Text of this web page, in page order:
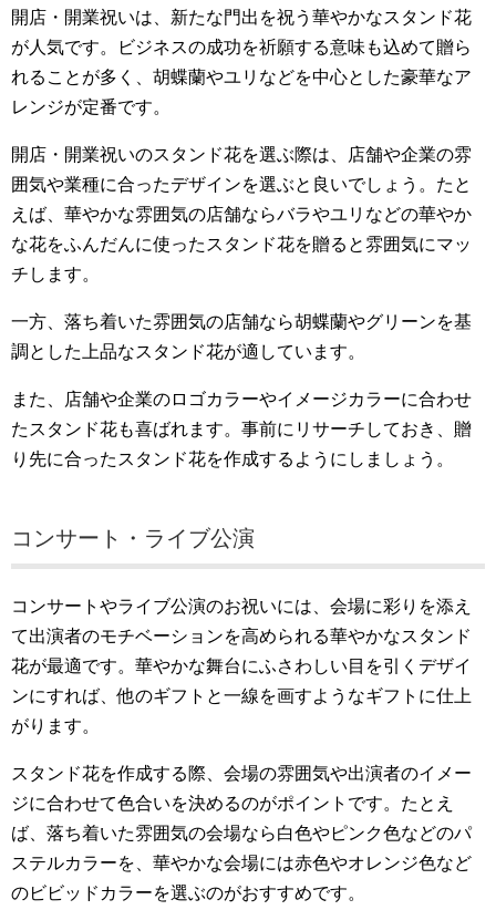
開店・開業祝いは、新たな門出を祝う華やかなスタンド花
が人気です。ビジネスの成功を祈願する意味も込めて贈ら
れることが多く、胡蝶蘭やユリなどを中心とした豪華なア
レンジが定番です。
開店・開業祝いのスタンド花を選ぶ際は、店舗や企業の雰
囲気や業種に合ったデザインを選ぶと良いでしょう。たと
えば、華やかな雰囲気の店舗ならバラやユリなどの華やか
な花をふんだんに使ったスタンド花を贈ると雰囲気にマッ
チします。
一方、落ち着いた雰囲気の店舗なら胡蝶蘭やグリーンを基
調とした上品なスタンド花が適しています。
また、店舗や企業のロゴカラーやイメージカラーに合わせ
たスタンド花も喜ばれます。事前にリサーチしておき、贈
り先に合ったスタンド花を作成するようにしましょう。
コンサート・ライブ公演
コンサートやライブ公演のお祝いには、会場に彩りを添え
て出演者のモチベーションを高められる華やかなスタンド
花が最適です。華やかな舞台にふさわしい目を引くデザイ
ンにすれば、他のギフトと一線を画すようなギフトに仕上
がります。
スタンド花を作成する際、会場の雰囲気や出演者のイメー
ジに合わせて色合いを決めるのがポイントです。たとえ
ば、落ち着いた雰囲気の会場なら白色やピンク色などのパ
ステルカラーを、華やかな会場には赤色やオレンジ色など
のビビッドカラーを選ぶのがおすすめです。